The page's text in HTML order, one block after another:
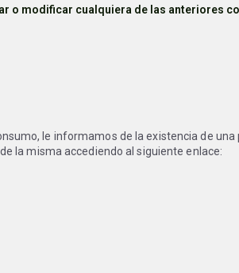
o modificar cualquiera de las anteriores
le informamos de la existencia de
la misma accediendo al siguiente enlace: